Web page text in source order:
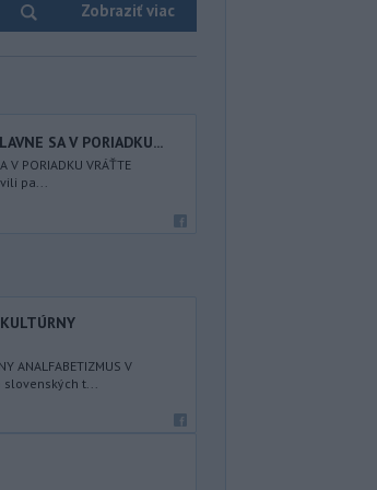
Zobraziť viac
SA V PORIADKU...
V PORIADKU VRÁŤTE
pa...
ANALFABETIZMUS V
slovenských t...